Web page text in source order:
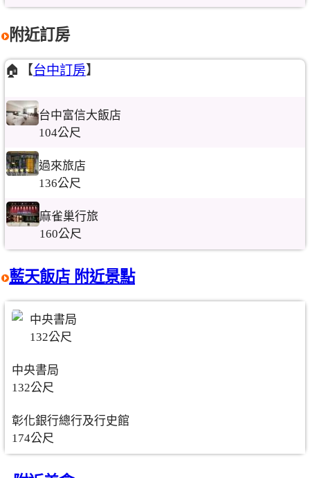
附近訂房
🏠【台中訂房】
台中富信大飯店
104公尺
過來旅店
136公尺
麻雀巢行旅
160公尺
藍天飯店 附近景點
中央書局
132公尺
中央書局
132公尺
彰化銀行總行及行史館
174公尺